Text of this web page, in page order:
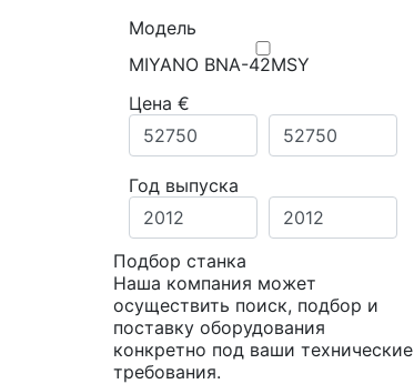
Модель
MIYANO BNA-42MSY
Цена €
Год выпуска
Подбор станка
Наша компания может
осуществить поиск, подбор и
поставку оборудования
конкретно под ваши технические
требования.